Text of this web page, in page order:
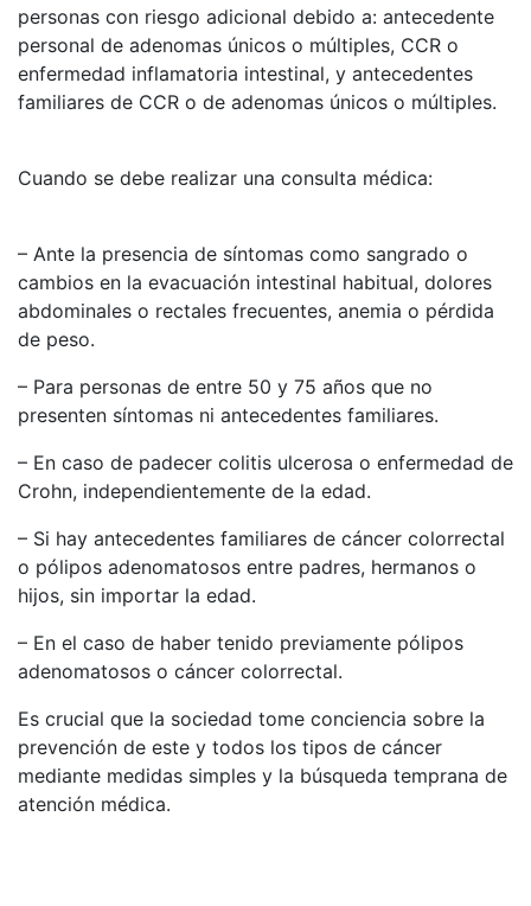
personas con riesgo adicional debido a: antecedente
personal de adenomas únicos o múltiples, CCR o
enfermedad inflamatoria intestinal, y antecedentes
familiares de CCR o de adenomas únicos o múltiples.
Cuando se debe realizar una consulta médica:
– Ante la presencia de síntomas como sangrado o
cambios en la evacuación intestinal habitual, dolores
abdominales o rectales frecuentes, anemia o pérdida
de peso.
– Para personas de entre 50 y 75 años que no
presenten síntomas ni antecedentes familiares.
– En caso de padecer colitis ulcerosa o enfermedad de
Crohn, independientemente de la edad.
– Si hay antecedentes familiares de cáncer colorrectal
o pólipos adenomatosos entre padres, hermanos o
hijos, sin importar la edad.
– En el caso de haber tenido previamente pólipos
adenomatosos o cáncer colorrectal.
Es crucial que la sociedad tome conciencia sobre la
prevención de este y todos los tipos de cáncer
mediante medidas simples y la búsqueda temprana de
atención médica.